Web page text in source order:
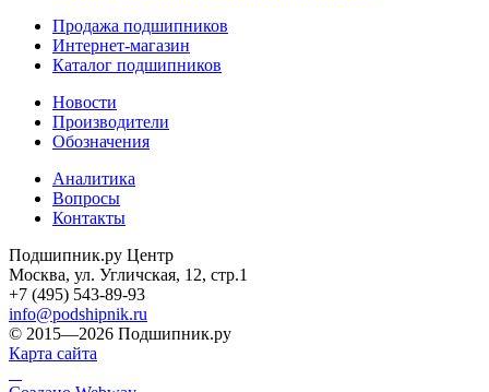
Продажа подшипников
Интернет-магазин
Каталог подшипников
Новости
Производители
Обозначения
Аналитика
Вопросы
Контакты
Подшипник.ру Центр
Москва, ул. Угличская, 12, стр.1
+7 (495) 543-89-93
info@podshipnik.ru
© 2015—2026 Подшипник.ру
Карта сайта